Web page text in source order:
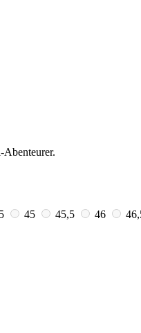
45 45,5 46